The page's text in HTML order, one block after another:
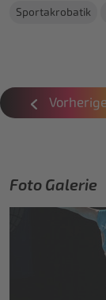
Sportakrobatik
Vorherige
Foto Galerie